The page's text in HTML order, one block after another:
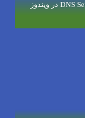
آموزش کامل نصب و راه‌اندازی DNS Server در ویندوز